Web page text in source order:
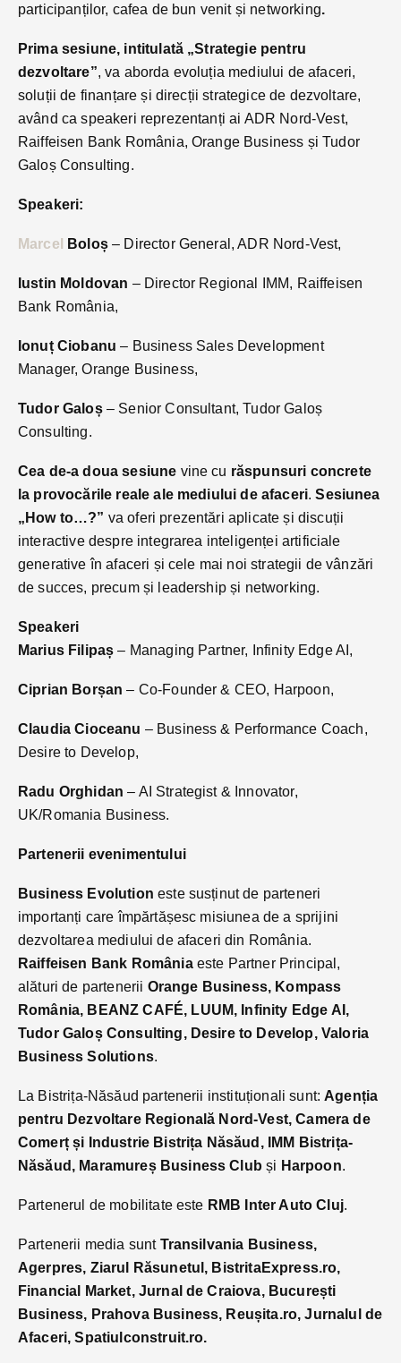
participanților, cafea de bun venit și networking.
Prima sesiune, intitulată „Strategie pentru
dezvoltare”, va aborda evoluția mediului de afaceri,
soluții de finanțare și direcții strategice de dezvoltare,
având ca speakeri reprezentanți ai ADR Nord-Vest,
Raiffeisen Bank România, Orange Business și Tudor
Galoș Consulting.
Speakeri:
Marcel Boloș– Director General, ADR Nord-Vest,
Iustin Moldovan – Director Regional IMM, Raiffeisen
Bank România,
Ionuț Ciobanu – Business Sales Development
Manager, Orange Business,
Tudor Galoș– Senior Consultant, Tudor Galoș
Consulting.
Cea de-a doua sesiune vine cu răspunsuri concrete
la provocările reale ale mediului de afaceri.Sesiunea
„How to…?” va oferi prezentări aplicate și discuții
interactive despre integrarea inteligenței artificiale
generative în afaceri și cele mai noi strategii de vânzări
de succes, precum și leadership și networking.
Speakeri
Marius Filipaș – Managing Partner, Infinity Edge AI,
Ciprian Borșan – Co-Founder & CEO, Harpoon,
Claudia Cioceanu – Business & Performance Coach,
Desire to Develop,
Radu Orghidan – AI Strategist & Innovator,
UK/Romania Business.
Partenerii evenimentului
Business Evolution este susținut de parteneri
importanți care împărtășesc misiunea de a sprijini
dezvoltarea mediului de afaceri din România.
Raiffeisen Bank Româniaeste Partner Principal,
alături de partenerii Orange Business, Kompass
România, BEANZ CAFÉ, LUUM, Infinity Edge AI,
Tudor Galoș Consulting, Desire to Develop, Valoria
Business Solutions.
La Bistrița-Năsăud partenerii instituționali sunt: Agenția
pentru Dezvoltare Regională Nord-Vest, Camera de
Comerț și Industrie Bistrița Năsăud, IMM Bistrița-
Năsăud, Maramureș Business Clubși Harpoon.
Partenerul de mobilitate este RMB Inter Auto Cluj.
Partenerii media suntTransilvania Business,
Agerpres, Ziarul Răsunetul, BistritaExpress.ro,
Financial Market, Jurnal de Craiova, București
Business, Prahova Business, Reușita.ro, Jurnalul de
Afaceri, Spatiulconstruit.ro.